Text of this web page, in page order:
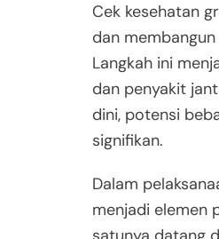
Cek kesehatan
dan
Langkah ini
dan penyakit
dini, potensi
signifikan.
Dalam
menjadi elemen